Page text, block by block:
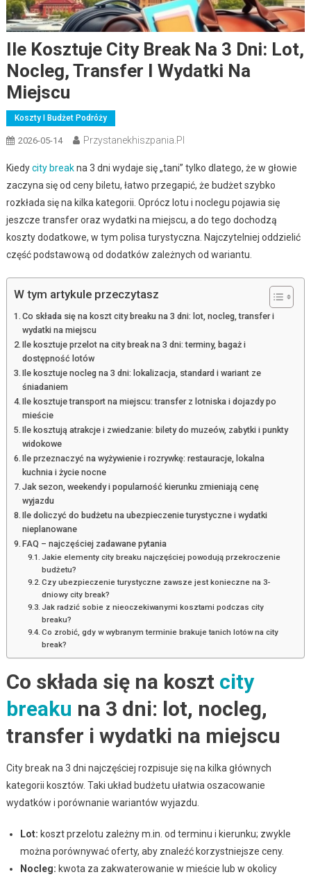
Ile Kosztuje City Break Na 3 Dni: Lot,
Nocleg, Transfer I Wydatki Na
Miejscu
Koszty I Budżet Podróży
2026-05-14 Przystanekhiszpania.pl
Kiedycity breakna 3 dni wydaje się „tani” tylko dlatego, że w głowie
zaczyna się od ceny biletu, łatwo przegapić, że budżet szybko
rozkłada się na kilka kategorii. Oprócz lotu i noclegu pojawia się
jeszcze transfer oraz wydatki na miejscu, a do tego dochodzą
koszty dodatkowe, w tym polisa turystyczna. Najczytelniej oddzielić
część podstawową od dodatków zależnych od wariantu.
W tym artykule przeczytasz
Co składa się na koszt city breaku na 3 dni: lot, nocleg, transfer i
wydatki na miejscu
Ile kosztuje przelot na city break na 3 dni: terminy, bagaż i
dostępność lotów
Ile kosztuje nocleg na 3 dni: lokalizacja, standard i wariant ze
śniadaniem
Ile kosztuje transport na miejscu: transfer z lotniska i dojazdy po
mieście
Ile kosztują atrakcje i zwiedzanie: bilety do muzeów, zabytki i punkty
widokowe
Ile przeznaczyć na wyżywienie i rozrywkę: restauracje, lokalna
kuchnia i życie nocne
Jak sezon, weekendy i popularność kierunku zmieniają cenę
wyjazdu
Ile doliczyć do budżetu na ubezpieczenie turystyczne i wydatki
nieplanowane
FAQ – najczęściej zadawane pytania
Jakie elementy city breaku najczęściej powodują przekroczenie
budżetu?
Czy ubezpieczenie turystyczne zawsze jest konieczne na 3-
dniowy city break?
Jak radzić sobie z nieoczekiwanymi kosztami podczas city
breaku?
Co zrobić, gdy w wybranym terminie brakuje tanich lotów na city
break?
Co składa się na koszt city
breaku na 3 dni: lot, nocleg,
transfer i wydatki na miejscu
City break na 3 dni najczęściej rozpisuje się na kilka głównych
kategorii kosztów. Taki układ budżetu ułatwia oszacowanie
wydatków i porównanie wariantów wyjazdu.
Lot: koszt przelotu zależny m.in. od terminu i kierunku; zwykle
można porównywać oferty, aby znaleźć korzystniejsze ceny.
Nocleg: kwota za zakwaterowanie w mieście lub w okolicy